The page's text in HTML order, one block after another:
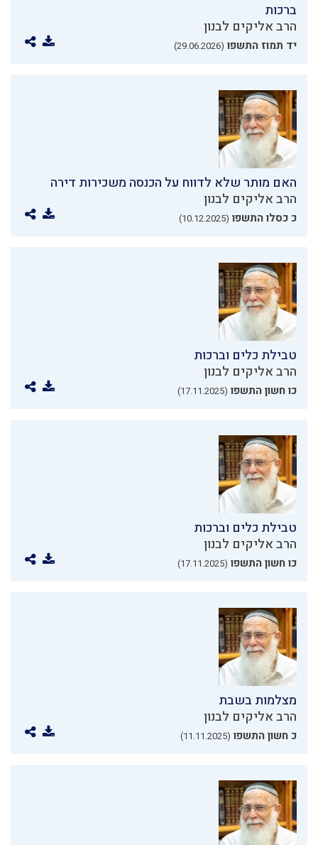
ברכות
הרב אליקים לבנון
יד תמוז התשפו (29.06.2026)
האם מותר שלא לדווח על הכנסה משכירות דירה
הרב אליקים לבנון
כ כסלו התשפו (10.12.2025)
טבילת כלים וברכות
הרב אליקים לבנון
כו חשון התשפו (17.11.2025)
טבילת כלים וברכות
הרב אליקים לבנון
כו חשון התשפו (17.11.2025)
מצלמות בשבת
הרב אליקים לבנון
כ חשון התשפו (11.11.2025)